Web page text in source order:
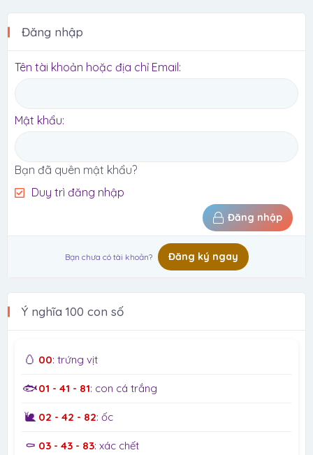
Đăng nhập
Tên tài khoản hoặc địa chỉ Email
Mật khẩu
Bạn đã quên mật khẩu?
Duy trì đăng nhập
Đăng nhập
Bạn chưa có tài khoản? Đăng ký ngay
Ý nghĩa 100 con số
🥚 00: trứng vịt
🐟01 - 41 - 81: con cá trắng
🐌 02 - 42 - 82: ốc
⚰️ 03 - 43 - 83: xác chết